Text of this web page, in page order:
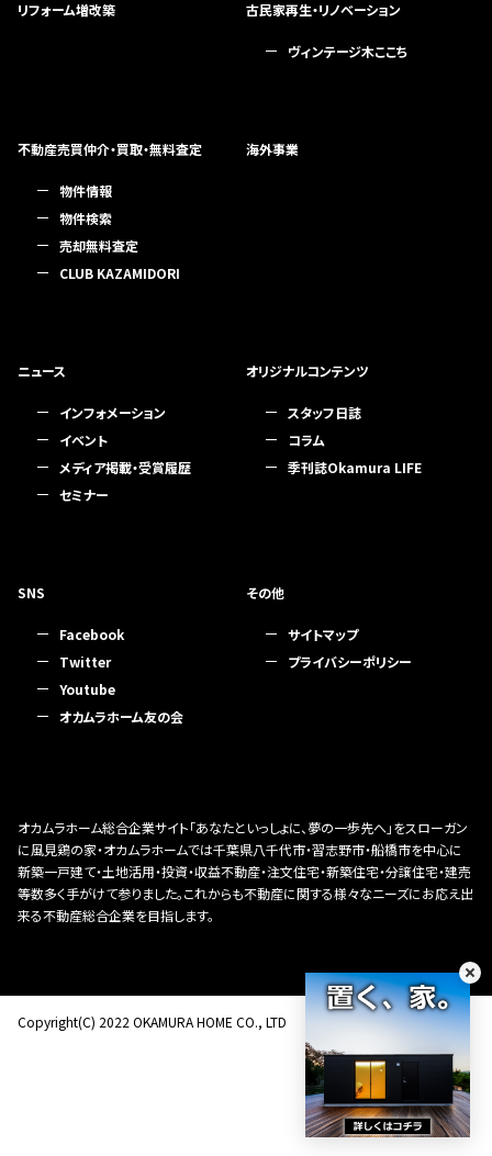
リフォーム増改築 古民家再生・リノベーション
ヴィンテージ木ここち
不動産売買仲介・買取・無料査定
物件情報
物件検索
売却無料査定
CLUB KAZAMIDORI
海外事業
ニュース
インフォメーション
イベント
メディア掲載・受賞履歴
セミナー
オリジナルコンテンツ
スタッフ日誌
コラム
季刊誌Okamura LIFE
SNS
Facebook
Twitter
Youtube
オカムラホーム友の会
その他
サイトマップ
プライバシーポリシー
オカムラホーム総合企業サイト「あなたといっしょに、夢の一歩先へ」をスローガン
に風見鶏の家・オカムラホームでは千葉県八千代市・習志野市・船橋市を中心に
新築一戸建て・土地活用・投資・収益不動産・注文住宅・新築住宅・分譲住宅・建売
等数多く手がけて参りました。これからも不動産に関する様々なニーズにお応え出
来る不動産総合企業を目指します。
Copyright(C) 2022 OKAMURA HOME CO., LTD